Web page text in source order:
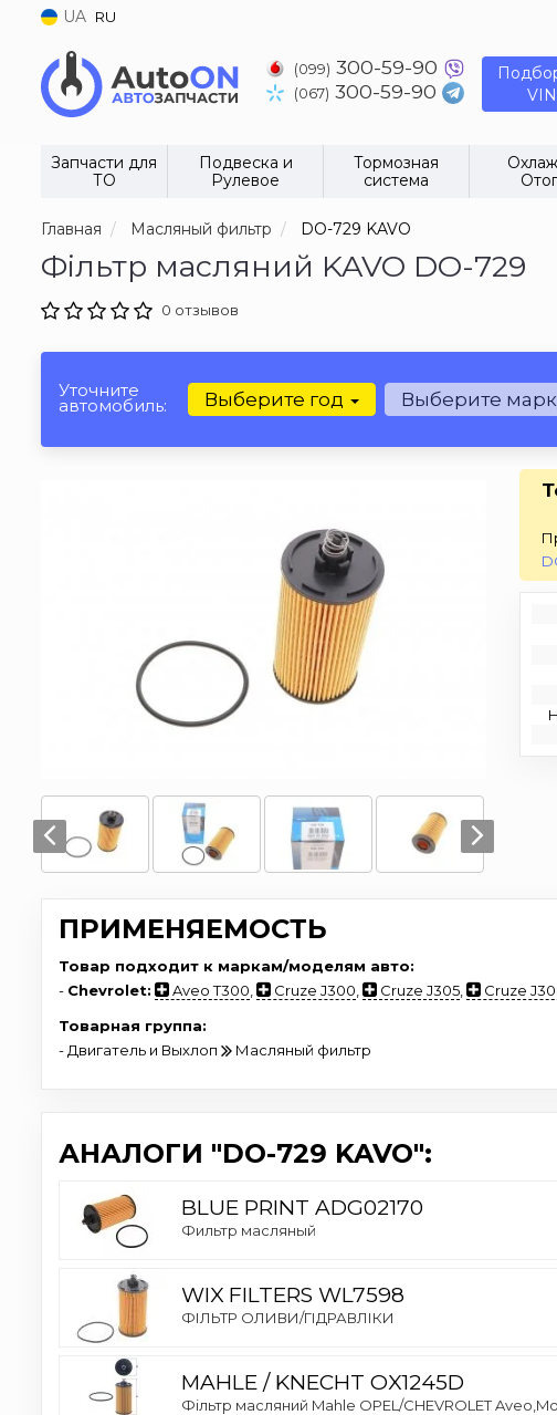
UA RU
(099) 300-59-90
(067) 300-59-90
VIN
Запчасти для
ТО
Подвеска и
Рулевое
Тормозная
система
Главная Масляный фильтр DO-729 KAVO
Фільтр масляний KAVO DO-729
0 отзывов
Уточните
автомобиль: Выберите год Выберите
ПРИМЕНЯЕМОСТЬ
Товар подходит к маркам/моделям авто:
- Chevrolet: Aveo T300 Cruze J300 Cruze J305 Cruze
Товарная группа:
- Двигатель и Выхлоп
Масляный фильтр
АНАЛОГИ "DO-729 KAVO":
BLUE PRINT ADG02170
Фильтр масляный
WIX FILTERS WL7598
ФІЛЬТР ОЛИВИ/ГІДРАВЛІКИ
MAHLE / KNECHT OX1245D
Фільтр масляний Mahle OPEL/CHEVROLET